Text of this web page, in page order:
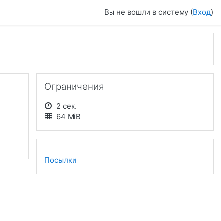
Вы не вошли в систему (Вход)
Ограничения
2 сек.
64 MiB
Посылки